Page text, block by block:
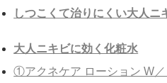
しつこくて治りにくい大人ニ
大人ニキビに効く化粧水
①アクネケア ローション W／